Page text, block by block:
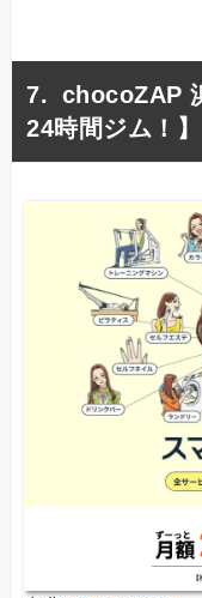
chocoZAP
24時間ジム！】